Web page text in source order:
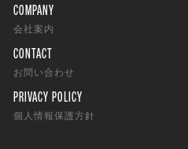
COMPANY
会社案内
CONTACT
お問い合わせ
PRIVACY POLICY
個人情報保護方針